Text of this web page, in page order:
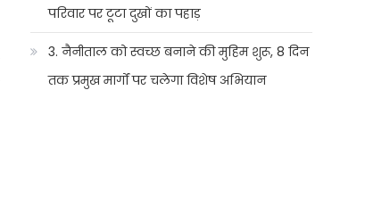
परिवार पर टूटा दुखों का पहाड़
3. नैनीताल को स्वच्छ बनाने की मुहिम शुरू, 8 दिन
तक प्रमुख मार्गों पर चलेगा विशेष अभियान